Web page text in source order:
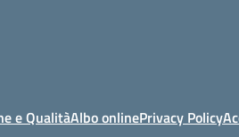
e QualitàAlbo onlinePrivacy Policy